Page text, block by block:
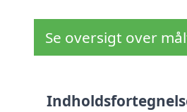
Se oversigt over